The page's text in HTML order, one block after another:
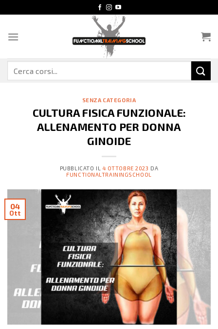
ai
SENZA CATEGORIA
CULTURA FISICA FUNZIONALE:
ALLENAMENTO PER DONNA
GINOIDE
PUBBLICATO IL 4 OTTOBRE 2023 DA
FUNCTIONALTRAININGSCHOOL
04
Ott